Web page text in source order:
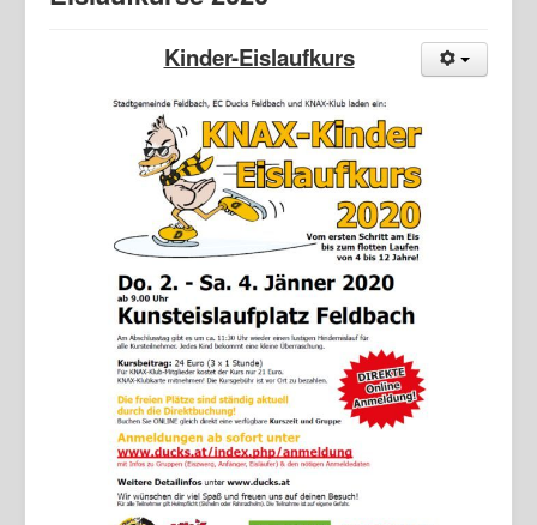
Kinder-Eislaufkurs